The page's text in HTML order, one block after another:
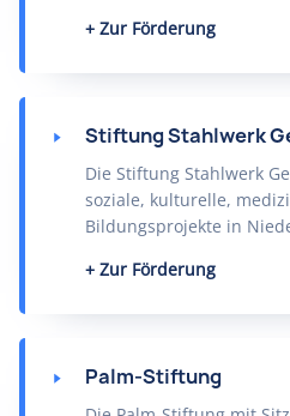
Zur Förderung
Stiftung Stahlwerk
Die Stiftung Stahlwerk
soziale, kulturelle,
Bildungsprojekte in
Zur Förderung
Palm-Stiftung